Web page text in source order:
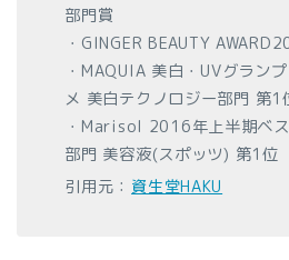
部門賞
・GINGER BEAUTY
・MAQUIA 美白・UVグラン
メ 美白テクノロジー部門 第1
・Marisol 2016年上半期ベ
部門 美容液(スポッツ) 第1位
引用元： 資生堂HAKU